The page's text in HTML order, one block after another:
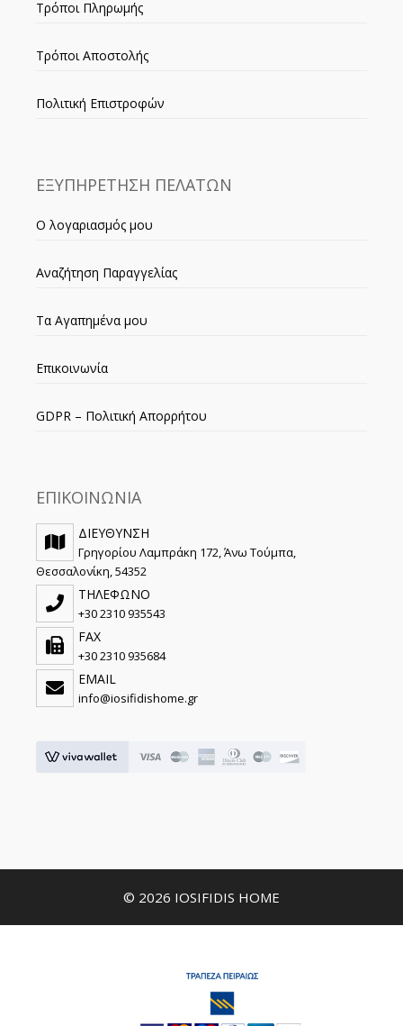
Τρόποι Πληρωμής
Τρόποι Αποστολής
Πολιτική Επιστροφών
ΕΞΥΠΗΡΕΤΗΣΗ ΠΕΛΑΤΩΝ
Ο λογαριασμός μου
Αναζήτηση Παραγγελίας
Τα Αγαπημένα μου
Επικοινωνία
GDPR – Πολιτική Απορρήτου
ΕΠΙΚΟΙΝΩΝΙΑ
ΔΙΕΥΘΥΝΣΗ
Γρηγορίου Λαμπράκη 172, Άνω Τούμπα,
Θεσσαλονίκη, 54352
ΤΗΛΕΦΩΝΟ
+30 2310 935543
FAX
+30 2310 935684
EMAIL
info@iosifidishome.gr
© 2026 IOSIFIDIS HOME